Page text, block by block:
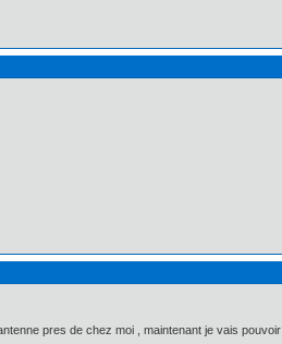
pres de chez moi , maintenant je vais pouvoir